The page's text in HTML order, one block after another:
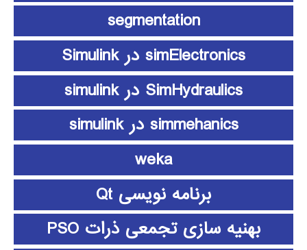
segmentation
simElectronics در Simulink
SimHydraulics در simulink
simmehanics در simulink
weka
برنامه نویسی Qt
بهنیه سازی تجمعی ذرات PSO